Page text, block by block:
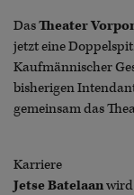
DasTheater
jetzt eine
Kaufmännischer
bisherigen
gemeinsam das
Karriere
Jetse Batelaanwird